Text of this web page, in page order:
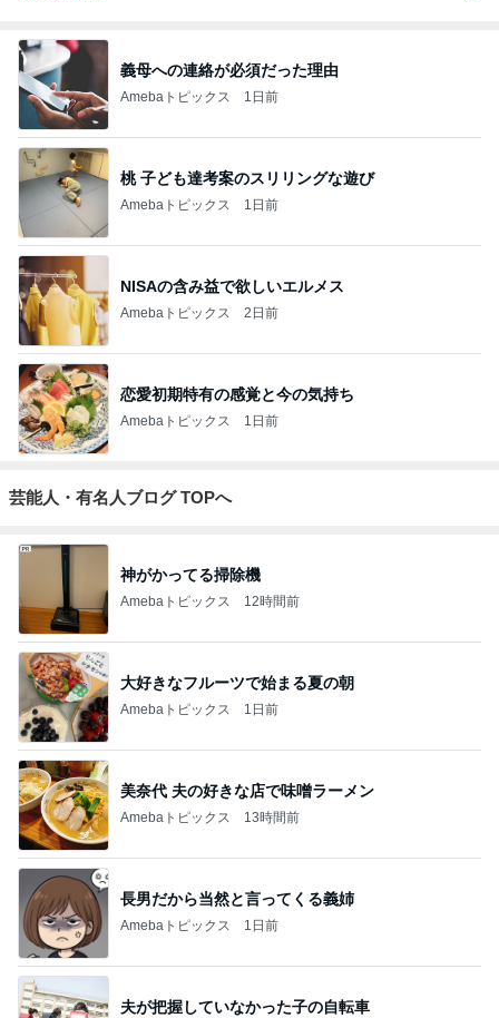
義母への連絡が必須だった理由
Amebaトピックス 1日前
桃 子ども達考案のスリリングな遊び
Amebaトピックス 1日前
NISAの含み益で欲しいエルメス
Amebaトピックス 2日前
恋愛初期特有の感覚と今の気持ち
Amebaトピックス 1日前
芸能人・有名人ブログ TOPへ
神がかってる掃除機
Amebaトピックス 12時間前
大好きなフルーツで始まる夏の朝
Amebaトピックス 1日前
美奈代 夫の好きな店で味噌ラーメン
Amebaトピックス 13時間前
長男だから当然と言ってくる義姉
Amebaトピックス 1日前
夫が把握していなかった子の自転車